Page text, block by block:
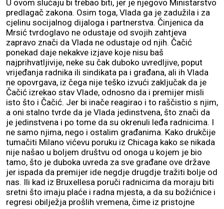
U ovom slučaju bi trebao biti, jer je njegovo Ministarstvo
predlagač zakona. Osim toga, Vlada ga je zadužila i za
cjelinu socijalnog dijaloga i partnerstva. Činjenica da
Mrsić tvrdoglavo ne odustaje od svojih zahtjeva
zapravo znači da Vlada ne odustaje od njih. Čačić
ponekad daje nekakve izjave koje nisu baš
najprihvatljivije, neke su čak duboko uvredljive, poput
vrijeđanja radnika ili sindikata pa i građana, ali ih Vlada
ne opovrgava, iz čega nije teško izvući zaključak da je
Čačić izrekao stav Vlade, odnosno da i premijer misli
isto što i Čačić. Jer bi inače reagirao i to raščistio s njim,
a oni stalno tvrde da je Vlada jedinstvena, što znači da
je jedinstvena i po tome da su okrenuli leđa radnicima. I
ne samo njima, nego i ostalim građanima. Kako drukčije
tumačiti Milano vićevu poruku iz Chicaga kako se nikada
nije našao u boljem društvu od onoga u kojem je bio
tamo, što je duboka uvreda za sve građane ove države
jer ispada da premijer ide negdje drugdje tražiti bolje od
nas. Ili kad iz Bruxellesa poruči radnicima da moraju biti
sretni što imaju plaće i radna mjesta, a da su božićnice i
regresi obilježja prošlih vremena, čime iz pristojne